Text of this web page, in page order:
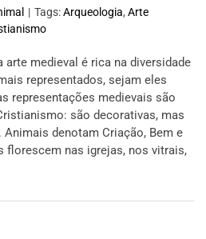
| Tags:Arqueologia, Arte
arte medieval é rica na diversidade
representados, sejam eles
representações medievais são
são decorativas, mas
denotam Criação, Bem e
florescem nas igrejas, nos vitrais,